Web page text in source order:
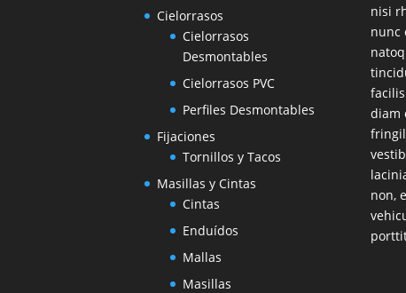
Cielorrasos
Cielorrasos
Desmontables
Cielorrasos PVC
Perfiles Desmontables
Fijaciones
Tornillos y Tacos
Masillas y Cintas
Cintas
Enduídos
Mallas
Masillas
nisi
nunc
diam
non,